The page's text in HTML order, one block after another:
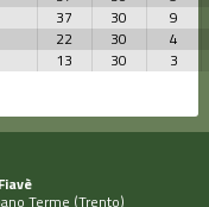
37 30
9
22 30
4
13 30 3
Terme (Trento)